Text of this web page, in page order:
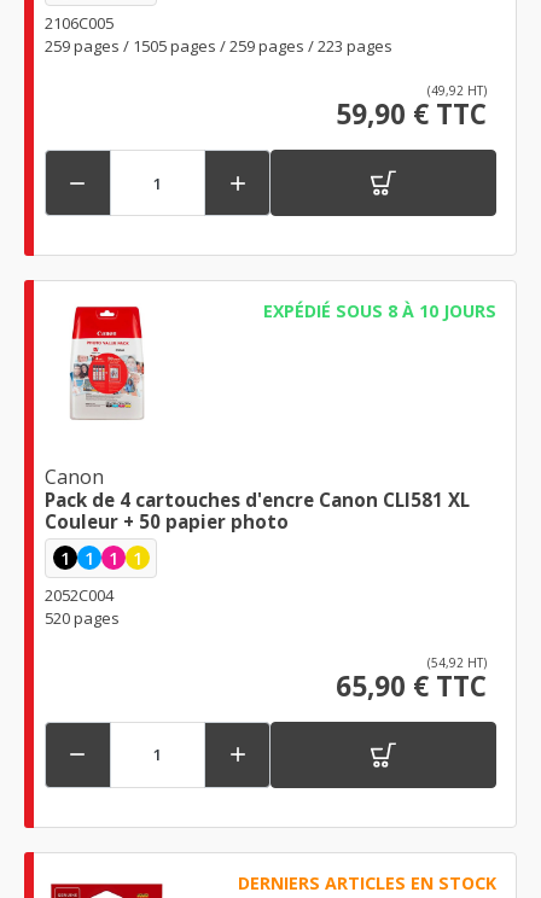
2106C005
259 pages / 1505 pages / 259 pages / 223 pages
(49,92 HT)
59,90 € TTC
 
EXPÉDIÉ SOUS 8 À 10 JOURS
Canon
Pack de 4 cartouches d'encre Canon CLI581 XL
Couleur + 50 papier photo
1 1 1 1
2052C004
520 pages
(54,92 HT)
65,90 € TTC
 
DERNIERS ARTICLES EN STOCK